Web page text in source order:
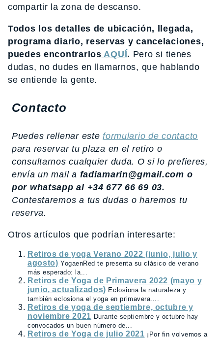
compartir la zona de descanso.
Todos los detalles de ubicación, llegada,
programa diario, reservas y cancelaciones,
puedes encontrarlos AQUÍ. Pero si tienes
dudas, no dudes en llamarnos, que hablando
se entiende la gente.
Contacto
Puedes rellenar este formulario de contacto
para reservar tu plaza en el retiro o
consultarnos cualquier duda. O si lo prefieres,
envía un mail a fadiamarin@gmail.com o
por whatsapp al +34 677 66 69 03.
Contestaremos a tus dudas o haremos tu
reserva.
Otros artículos que podrían interesarte:
Retiros de yoga Verano 2022 (junio, julio y
agosto) YogaenRed te presenta su clásico de verano
más esperado: la...
Retiros de Yoga de Primavera 2022 (mayo y
junio, actualizados) Eclosiona la naturaleza y
también eclosiona el yoga en primavera....
Retiros de yoga de septiembre, octubre y
noviembre 2021 Durante septiembre y octubre hay
convocados un buen número de...
Retiros de Yoga de julio 2021 ¡Por fin volvemos a